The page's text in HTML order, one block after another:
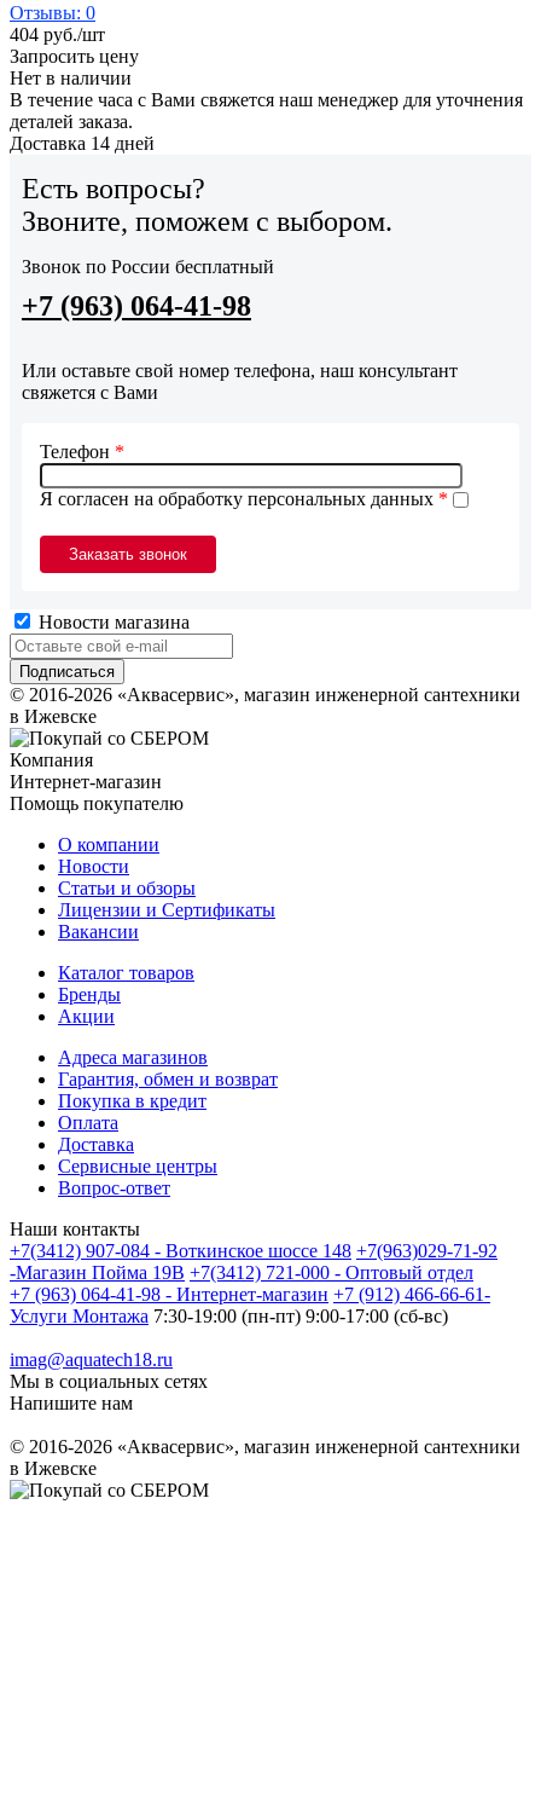
Отзывы: 0
404 руб./шт
Запросить цену
Нет в наличии
В течение часа с Вами свяжется наш менеджер для уточнения
деталей заказа.
Доставка 14 дней
Есть вопросы?
Звоните, поможем с выбором.
Звонок по России бесплатный
+7 (963) 064-41-98
Или оставьте свой номер телефона, наш консультант
свяжется с Вами
Я согласен на обработку персональных данных *
Телефон *
Новости магазина
© 2016-2026 «Аквасервис», магазин инженерной сантехники
в Ижевске
Компания
Интернет-магазин
Помощь покупателю
О компании
Новости
Статьи и обзоры
Лицензии и Сертификаты
Вакансии
Каталог товаров
Бренды
Акции
Адреса магазинов
Гарантия, обмен и возврат
Покупка в кредит
Оплата
Доставка
Сервисные центры
Вопрос-ответ
Наши контакты
+7(3412) 907-084 - Воткинское шоссе 148 +7(963)029-71-92
-Магазин Пойма 19В +7(3412) 721-000 - Оптовый отдел
+7 (963) 064-41-98 - Интернет-магазин +7 (912) 466-66-61-
Услуги Монтажа 7:30-19:00 (пн-пт) 9:00-17:00 (сб-вс)
imag@aquatech18.ru
Мы в социальных сетях
Напишите нам
© 2016-2026 «Аквасервис», магазин инженерной сантехники
в Ижевске